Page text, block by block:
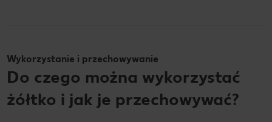
Wykorzystanie i przechowywanie
Do czego można wykorzystać
żółtko i jak je przechowywać?